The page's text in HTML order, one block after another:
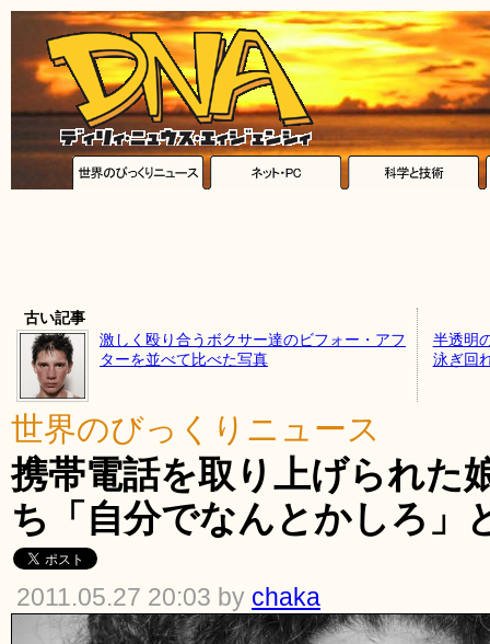
古い記事
激しく殴り合うボクサー達のビフォー・アフ
ターを並べて比べた写真
半透明
泳ぎ回
世界のびっくりニュース
携帯電話を取り上げられた
ち「自分でなんとかしろ」
2011.05.27 20:03 by chaka